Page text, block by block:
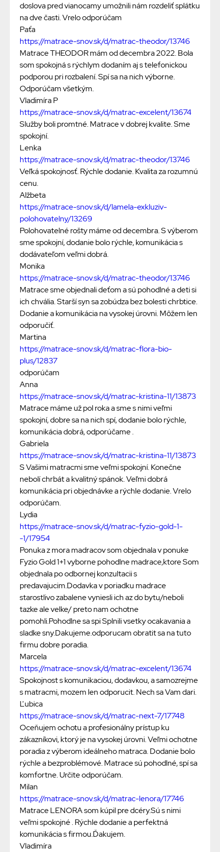
doslova pred vianocamy umožnili nám rozdeliť splátku
na dve časti. Vrelo odporúčam
Paťa
https://matrace-snov.sk/d/matrac-theodor/13746
Matrace THEODOR mám od decembra 2022. Bola
som spokojná s rýchlym dodaním aj s telefonickou
podporou pri rozbalení. Spí sa na nich výborne.
Odporúčam všetkým.
Vladimíra P
https://matrace-snov.sk/d/matrac-excelent/13674
Služby boli promtné. Matrace v dobrej kvalite. Sme
spokojní.
Lenka
https://matrace-snov.sk/d/matrac-theodor/13746
Veľká spokojnosť. Rýchle dodanie. Kvalita za rozumnú
cenu.
Alžbeta
https://matrace-snov.sk/d/lamela-exkluziv-
polohovatelny/13269
Polohovatelné rošty máme od decembra. S výberom
sme spokojní, dodanie bolo rýchle, komunikácia s
dodávateľom veľmi dobrá.
Monika
https://matrace-snov.sk/d/matrac-theodor/13746
Matrace sme objednali deťom a sú pohodlné a deti si
ich chvália. Starší syn sa zobúdza bez bolesti chrbtice.
Dodanie a komunikácia na vysokej úrovni. Môžem len
odporučiť.
Martina
https://matrace-snov.sk/d/matrac-flora-bio-
plus/12837
odporúčam
Anna
https://matrace-snov.sk/d/matrac-kristina-11/13873
Matrace máme už pol roka a sme s nimi veľmi
spokojní, dobre sa na nich spí, dodanie bolo rýchle,
komunikácia dobrá, odporúčame .
Gabriela
https://matrace-snov.sk/d/matrac-kristina-11/13873
S Vašimi matracmi sme veľmi spokojní. Konečne
nebolí chrbát a kvalitný spánok. Veľmi dobrá
komunikácia pri objednávke a rýchle dodanie. Vrelo
odporúčam.
Lydia
https://matrace-snov.sk/d/matrac-fyzio-gold-1-
-1/17954
Ponuka z mora madracov som objednala v ponuke
Fyzio Gold 1+1 vyborne pohodlne madrace,ktore Som
objednala po odbornej konzultacii s
predavajucim.Dodavka v poriadku madrace
starostlivo zabalene vyniesli ich az do bytu/neboli
tazke ale velke/ preto nam ochotne
pomohli.Pohodlne sa spi Splnili vsetky ocakavania a
sladke sny.Dakujeme.odporucam obratit sa na tuto
firmu dobre poradia.
Marcela
https://matrace-snov.sk/d/matrac-excelent/13674
Spokojnost s komunikaciou, dodavkou, a samozrejme
s matracmi, mozem len odporucit. Nech sa Vam dari.
Ľubica
https://matrace-snov.sk/d/matrac-next-7/17748
Oceňujem ochotu a profesionálny prístup ku
zákazníkovi, ktorý je na vysokej úrovni. Veľmi ochotne
poradia z výberom ideálneho matraca. Dodanie bolo
rýchle a bezproblémové. Matrace sú pohodlné, spí sa
komfortne. Určite odporúčam.
Milan
https://matrace-snov.sk/d/matrac-lenora/17746
Matrace LENORA som kúpil pre dcéry.Sú s nimi
veľmi spokojné . Rýchle dodanie a perfektná
komunikácia s firmou.Ďakujem.
Vladimíra